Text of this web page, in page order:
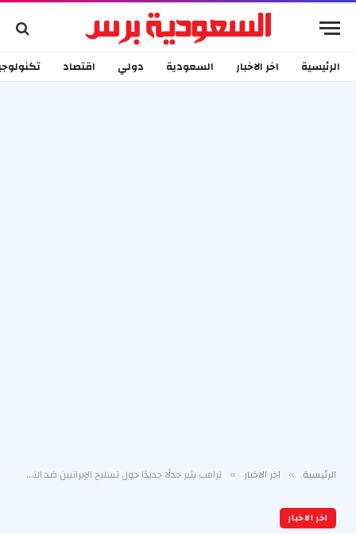
الرئيسية اخر الاخبار السعودية دولي اقتصاد
الرئيسية » اخر الاخبار » ترامب يثير جدلًا جديدًا حول تسليح الإيرانيين ضد النظام
اخر الاخبار